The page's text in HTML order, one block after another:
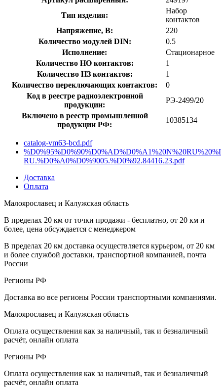
Тип изделия:
Набор
контактов
Напряжение, В:
220
Количество модулей DIN:
0.5
Исполнение:
Стационарное
Количество НО контактов:
1
Количество НЗ контактов:
1
Количество переключающих контактов:
0
Код в реестре радиоэлектронной
продукции:
РЭ-2499/20
Включено в реестр промышленной
продукции РФ:
10385134
catalog-vm63-bcd.pdf
RU.%D0%A0%D0%9005.%D0%92.84416.23.pdf
Доставка
Оплата
Малоярославец и Калужская область
В пределах 20 км от точки продажи - бесплатно, от 20 км и
более, цена обсуждается с менеджером
В пределах 20 км доставка осуществляется курьером, от 20 км
и более службой доставки, транспортной компанией, почта
России
Регионы РФ
Доставка во все регионы России транспортными компаниями.
Малоярославец и Калужская область
Оплата осуществления как за наличный, так и безналичный
расчёт, онлайн оплата
Регионы РФ
Оплата осуществления как за наличный, так и безналичный
расчёт, онлайн оплата